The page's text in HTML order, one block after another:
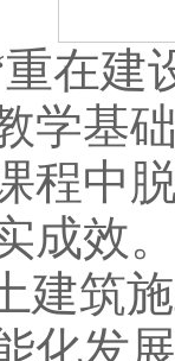
在建
学基
程中
成效
建筑
化发